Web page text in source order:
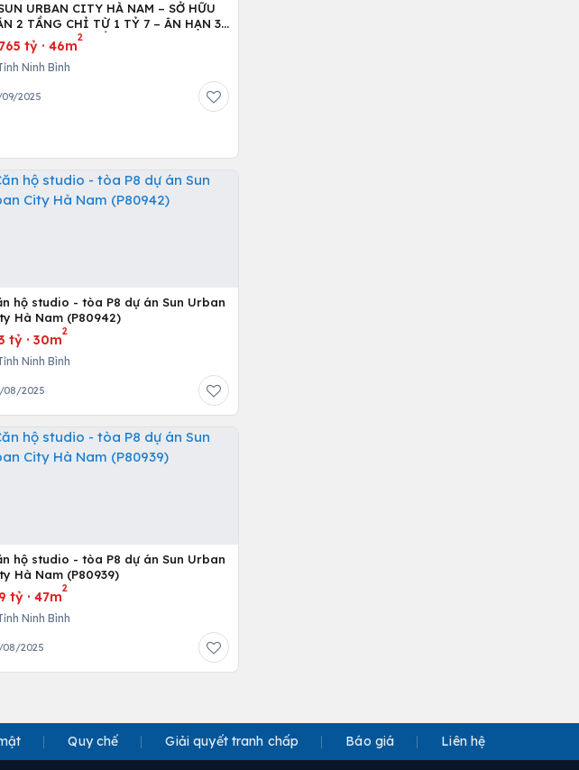
URBAN CITY HÀ NAM – SỞ HỮU
2 TẦNG CHỈ TỪ 1 TỶ 7 – ÂN HẠN 36
0% LÃI SUẤT ?
tỷ· 46m
2
Ninh Bình
09/2025
hộ studio - tòa P8 dự án Sun Urban
Hà Nam (P80942)
tỷ· 30m
2
Ninh Bình
08/2025
hộ studio - tòa P8 dự án Sun Urban
Hà Nam (P80939)
tỷ· 47m
2
Ninh Bình
08/2025
Quy chế Giải quyết tranh chấp Báo giá Liên hệ